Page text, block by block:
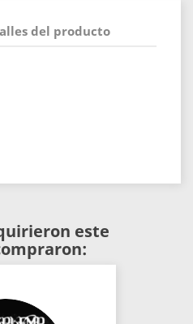
del producto
este